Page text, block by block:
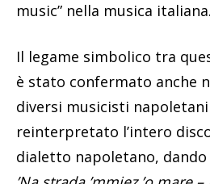
music” nella musica italiana.
Il legame simbolico tra
è stato confermato anche
diversi musicisti
reinterpretato l’intero
dialetto napoletano,